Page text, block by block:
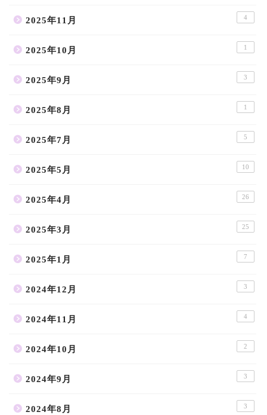
2025年11月 4
2025年10月 1
2025年9月 3
2025年8月 1
2025年7月 5
2025年5月 10
2025年4月 26
2025年3月 25
2025年1月 7
2024年12月 3
2024年11月 4
2024年10月 2
2024年9月 3
2024年8月 3